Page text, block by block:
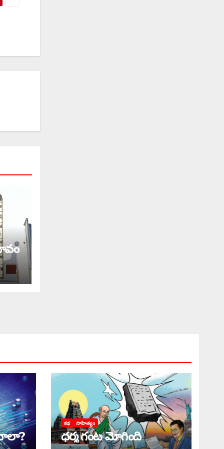
కథ సాహిత్యం
ధర్మ గంట మోగింది